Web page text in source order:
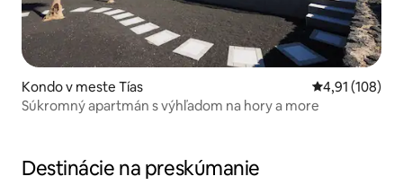
Kondo v meste Tías Priemerné
4,91 (108)
Súkromný apartmán s výhľadom na hory a more
Destinácie na preskúmanie